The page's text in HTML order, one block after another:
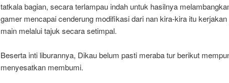
tatkala bagian, secara terlampau indah untuk hasilnya
gamer mencapai cenderung modifikasi dari nan kira-kira itu
main melalui tajuk secara setimpal.
Beserta inti liburannya, Dikau belum pasti meraba tur berikut
menyesatkan membumi.